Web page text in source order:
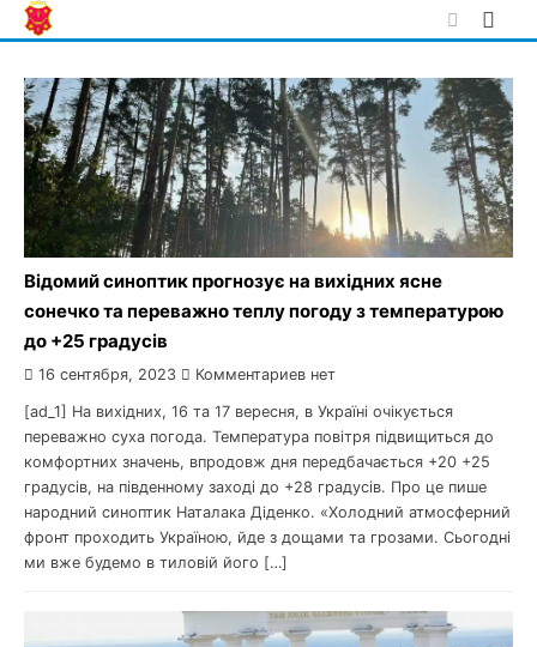
Skip
to
Відомий синоптик прогнозує на вихідних ясне
сонечко та переважно теплу погоду з температурою
до +25 градусів
16 сентября, 2023 Комментариев нет
[ad_1] На вихідних, 16 та 17 вересня, в Україні очікується
переважно суха погода. Температура повітря підвищиться до
комфортних значень, впродовж дня передбачається +20 +25
градусів, на південному заході до +28 градусів. Про це пише
народний синоптик Наталака Діденко. «Холодний атмосферний
фронт проходить Україною, йде з дощами та грозами. Сьогодні
ми вже будемо в тиловій його […]